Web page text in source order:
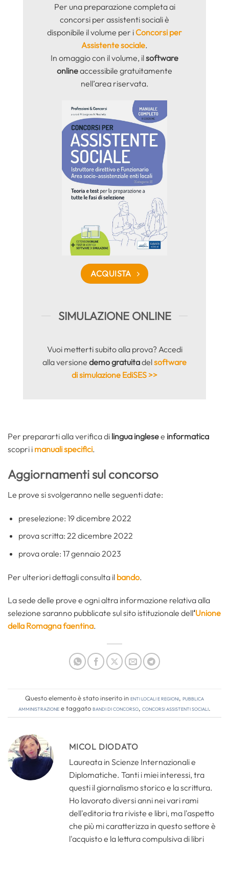
Per una preparazione completa ai
concorsi per assistenti sociali è
disponibile il volume per iConcorsi per
Assistente sociale.
In omaggio con il volume, ilsoftware
onlineaccessibile gratuitamente
nell’area riservata.
ACQUISTA
SIMULAZIONE ONLINE
Vuoi metterti subito alla prova? Accedi
alla versione demo gratuitadelsoftware
di simulazione EdiSES >>
Per prepararti alla verifica di lingua inglesee informatica
scopri i manuali specifici.
Aggiornamenti sul concorso
Le prove si svolgeranno nelle seguenti date:
preselezione: 19 dicembre 2022
prova scritta: 22 dicembre 2022
prova orale: 17 gennaio 2023
Per ulteriori dettagli consulta il bando.
La sede delle prove e ogni altra informazione relativa alla
selezione saranno pubblicate sul sito istituzionale dell‘Unione
della Romagna faentina.
Questo elemento è stato inserito inEnti locali e regioni, Pubblica
amministrazionee taggatobandi di concorso, concorsi assistenti sociali.
MICOL DIODATO
Laureata in Scienze Internazionali e
Diplomatiche. Tanti i miei interessi, tra
questi il giornalismo storico e la scrittura.
Ho lavorato diversi anni nei vari rami
dell'editoria tra riviste e libri, ma l'aspetto
che più mi caratterizza in questo settore è
l'acquisto e la lettura compulsiva di libri